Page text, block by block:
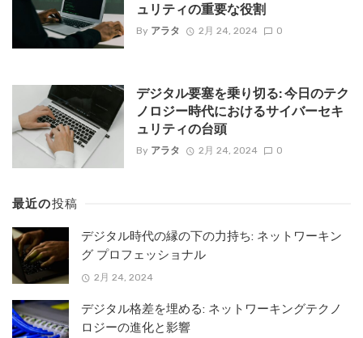
ュリティの重要な役割
By アラタ 2月 24, 2024 0
デジタル要塞を乗り切る: 今日のテク
ノロジー時代におけるサイバーセキ
ュリティの台頭
By アラタ 2月 24, 2024 0
最近の投稿
デジタル時代の縁の下の力持ち: ネットワーキン
グ プロフェッショナル
2月 24, 2024
デジタル格差を埋める: ネットワーキングテクノ
ロジーの進化と影響